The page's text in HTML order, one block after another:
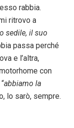
rabbia.
ritrovo a
sedile, il suo
passa perché
e l’altra,
con
abbiamo la
lo sarò, sempre.